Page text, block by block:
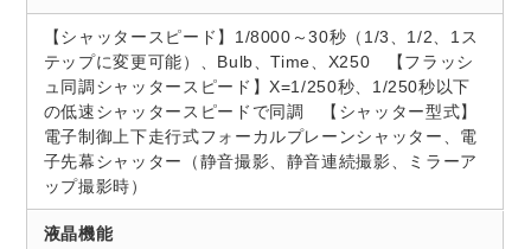
【シャッタースピード】1/8000～30秒（1/3、1/2、1ス
テップに変更可能）、Bulb、Time、X250 【フラッシ
ュ同調シャッタースピード】X=1/250秒、1/250秒以下
の低速シャッタースピードで同調 【シャッター型式】
電子制御上下走行式フォーカルプレーンシャッター、電
子先幕シャッター（静音撮影、静音連続撮影、ミラーア
ップ撮影時）
液晶機能